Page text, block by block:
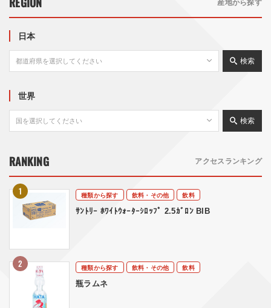
産地から探す
日本
検索
世界
検索
RANKING アクセスランキング
種類から探す 飲料・その他
飲料
ｻﾝﾄﾘｰ ﾎﾜｲﾄｳｫｰﾀｰｼﾛｯﾌﾟ 2.5ｶﾞﾛﾝ BIB
種類から探す 飲料・その他
飲料
瓶ラムネ